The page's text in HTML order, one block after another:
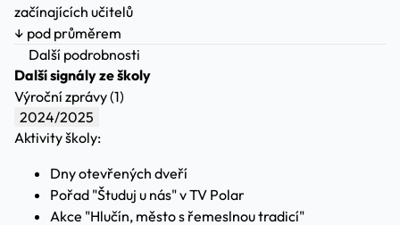
začínajících učitelů
↓ pod průměrem
Další podrobnosti
Další signály ze školy
Výroční zprávy (1)
2024/2025
Aktivity školy:
Dny otevřených dveří
Pořad "Študuj u nás" v TV Polar
Akce "Hlučín, město s řemeslnou tradicí"